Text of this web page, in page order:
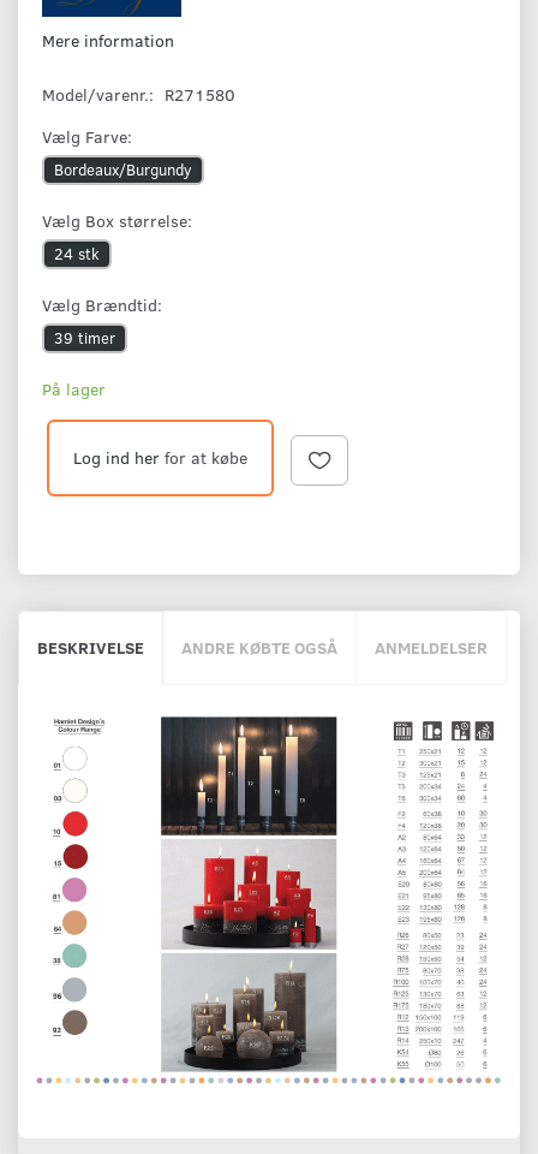
Mere information
Model/varenr.: R271580
Vælg Farve:
Bordeaux/Burgundy
Vælg Box størrelse:
24 stk
Vælg Brændtid:
39 timer
På lager
Log ind her for at købe
BESKRIVELSE ANDRE KØBTE OGSÅ ANMELDELSER